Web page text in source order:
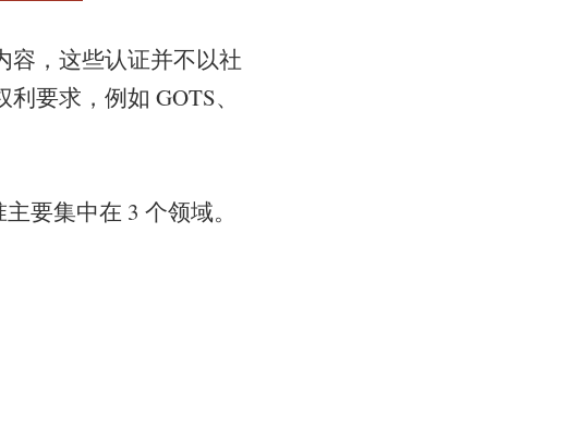
容，这些认证并不以社
要求，例如 GOTS、
要集中在 3 个领域。